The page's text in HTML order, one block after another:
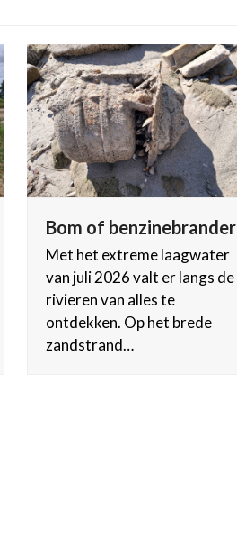
Bom of benzinebrander
Met het extreme laagwater
van juli 2026 valt er langs de
rivieren van alles te
ontdekken. Op het brede
zandstrand…